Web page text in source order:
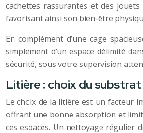
cachettes rassurantes et des
favorisant ainsi son bien-être
En complément d’une cage
simplement d’un espace délimité
sécurité, sous votre supervision
Litière : choix du
Le choix de la litière est un facteur
offrant une bonne absorption et
ces espaces. Un nettoyage régulier